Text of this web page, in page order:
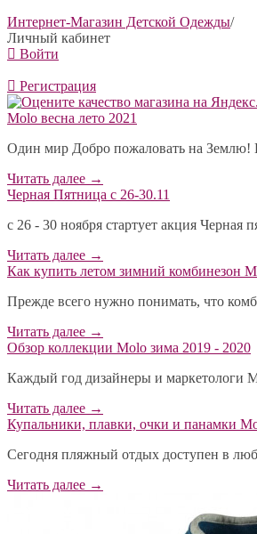
Интернет-Магазин Детской Одежды/
Личный кабинет
Войти
Регистрация
Molo весна лето 2021
Один мир Добро пожаловать на Землю!
Читать далее →
Черная Пятница с 26-30.11
с 26 - 30 ноября стартует акция
Читать далее →
​Как купить летом зимний комбинезон
Прежде всего нужно понимать, что
Читать далее →
Обзор коллекции Molo зима 2019 - 2020
Каждый год дизайнеры и маркетологи
Читать далее →
Купальники, плавки, очки и панамки
Сегодня пляжный отдых доступен в
Читать далее →